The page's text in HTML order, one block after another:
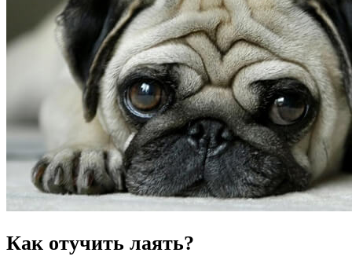
Как отучить лаять?